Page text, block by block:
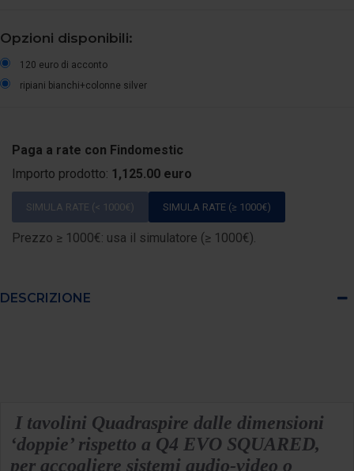
Opzioni disponibili:
120 euro di acconto
ripiani bianchi+colonne silver
Paga a rate con Findomestic
Importo prodotto: 1,125.00 euro
SIMULA RATE (< 1000€) SIMULA RATE (≥ 1000€)
Prezzo ≥ 1000€: usa il simulatore (≥ 1000€).
DESCRIZIONE
I tavolini Quadraspire dalle dimensioni
‘doppie’ rispetto a Q4 EVO SQUARED,
per accogliere sistemi audio-video o